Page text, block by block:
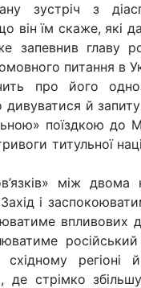
зустріч з
він їм скаже, які
запевнив главу
питання в
про його
дивуватися й
поїздкою до
титульної
між двома
і
впливових
російський
регіоні
стрімко